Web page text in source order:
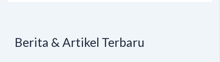
Berita & Artikel Terbaru